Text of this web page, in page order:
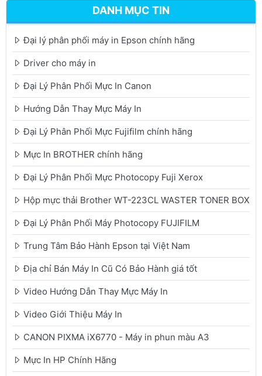
DANH MỤC TIN
Đại lý phân phối máy in Epson chính hãng
Driver cho máy in
Đại Lý Phân Phối Mực In Canon
Hướng Dẫn Thay Mực Máy In
Đại Lý Phân Phối Mực Fujifilm chính hãng
Mực In BROTHER chính hãng
Đại Lý Phân Phối Mực Photocopy Fuji Xerox
Hộp mực thải Brother WT-223CL WASTER TONER BOX
Đại Lý Phân Phối Máy Photocopy FUJIFILM
Trung Tâm Bảo Hành Epson tại Việt Nam
Địa chỉ Bán Máy In Cũ Có Bảo Hành giá tốt
Video Hướng Dẫn Thay Mực Máy In
Video Giới Thiệu Máy In
CANON PIXMA iX6770 - Máy in phun màu A3
Mực In HP Chính Hãng